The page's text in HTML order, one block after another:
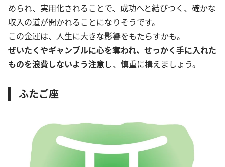
められ、実用化されることで、成功へと結びつく、確かな
収入の道が開かれることになりそうです。
この金運は、人生に大きな影響をもたらすかも。
ぜいたくやギャンブルに心を奪われ、せっかく手に入れた
ものを浪費しないよう注意し、慎重に構えましょう。
ふたご座